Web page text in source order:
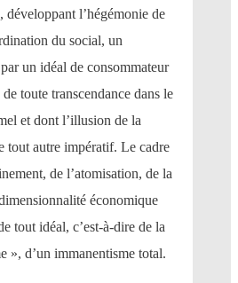
développant l’hégémonie de
du social, un
un idéal de consommateur
toute transcendance dans le
et dont l’illusion de la
tout autre impératif. Le cadre
de l’atomisation, de la
économique
tout idéal, c’est-à-dire de la
», d’un immanentisme total.